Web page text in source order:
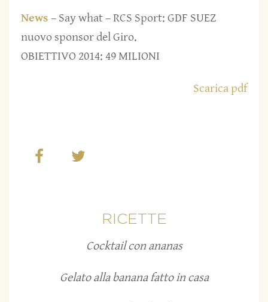
News – Say what – RCS Sport: GDF SUEZ
nuovo sponsor del Giro.
OBIETTIVO 2014: 49 MILIONI
Scarica pdf
RICETTE
Cocktail con ananas
Gelato alla banana fatto in casa